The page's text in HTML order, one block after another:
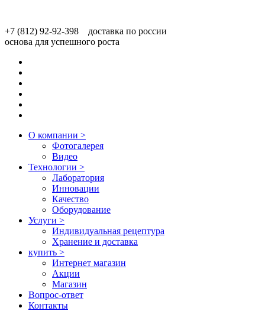
+7 (812) 92-92-398 доставка по россии
основа для успешного роста
О компании >
Фотогалерея
Видео
Технологии >
Лаборатория
Инновации
Качество
Оборудование
Услуги >
Индивидуальная рецептура
Хранение и доставка
купить >
Интернет магазин
Акции
Магазин
Вопрос-ответ
Контакты